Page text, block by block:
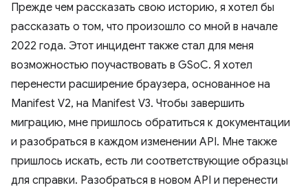
Прежде чем рассказать свою историю, я хотел бы
рассказать о том, что произошло со мной в начале
2022 года. Этот инцидент также стал для меня
возможностью поучаствовать в GSoC. Я хотел
перенести расширение браузера, основанное на
Manifest V2, на Manifest V3. Чтобы завершить
миграцию, мне пришлось обратиться к документации
и разобраться в каждом изменении API. Мне также
пришлось искать, есть ли соответствующие образцы
для справки. Разобраться в новом API и перенести